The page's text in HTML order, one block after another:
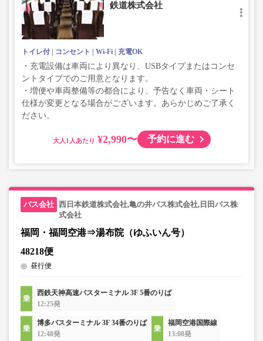
鉄道株式会社
トイレ付 コンセント Wi-Fi 充電OK
・充電設備は車両により異なり、USBタイプまたはコンセ
ントタイプでのご用意となります。
・増便や車両整備等の都合により、予告なく車両・シート
仕様が変更となる場合がございます。あらかじめご了承く
ださい。
大人 ¥2,990〜 予約に進む
西日本鉄道株式会社,亀の井バス株式会社,日田バス株
式会社
福岡・福岡空港⇒湯布院（ゆふいん号）
48218便
昼行便
西鉄天神高速バスターミナル 3F 5番のりば
12:25発
博多バスターミナル 3F 34番のりば
12:48発
福岡空港国際線
13:08発